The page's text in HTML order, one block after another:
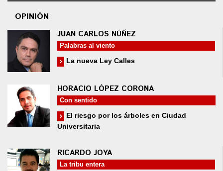
OPINIÓN
JUAN CARLOS NÚÑEZ
Palabras al viento
La nueva Ley Calles
HORACIO LÓPEZ CORONA
Con sentido
El riesgo por los árboles en Ciudad
Universitaria
RICARDO JOYA
La tribu entera